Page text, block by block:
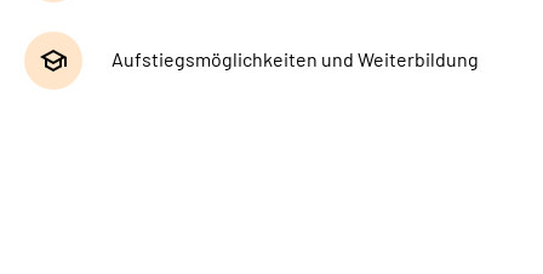
Aufstiegsmöglichkeiten und Weiterbildung